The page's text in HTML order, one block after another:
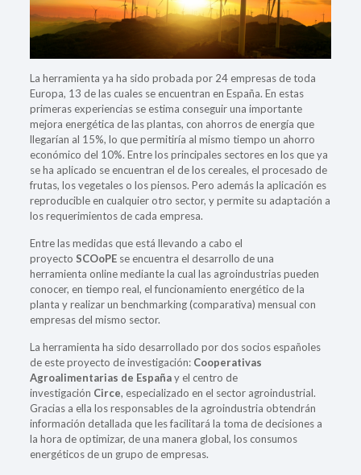
La herramienta ya ha sido probada por 24 empresas de toda
Europa, 13 de las cuales se encuentran en España. En estas
primeras experiencias se estima conseguir una importante
mejora energética de las plantas, con ahorros de energía que
llegarían al 15%, lo que permitiría al mismo tiempo un ahorro
económico del 10%. Entre los principales sectores en los que ya
se ha aplicado se encuentran el de los cereales, el procesado de
frutas, los vegetales o los piensos. Pero además la aplicación es
reproducible en cualquier otro sector, y permite su adaptación a
los requerimientos de cada empresa.
Entre las medidas que está llevando a cabo el
proyecto SCOoPEse encuentra el desarrollo de una
herramienta online mediante la cual las agroindustrias pueden
conocer, en tiempo real, el funcionamiento energético de la
planta y realizar un benchmarking (comparativa) mensual con
empresas del mismo sector.
La herramienta ha sido desarrollado por dos socios españoles
de este proyecto de investigación: Cooperativas
Agroalimentarias de Españay el centro de
investigación Circe, especializado en el sector agroindustrial.
Gracias a ella los responsables de la agroindustria obtendrán
información detallada que les facilitará la toma de decisiones a
la hora de optimizar, de una manera global, los consumos
energéticos de un grupo de empresas.